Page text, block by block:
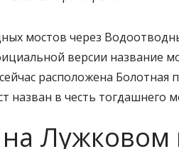
мостов через
версии название
расположена
назван в честь тогдашнего
Лужковом